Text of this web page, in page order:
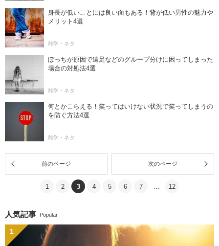
身長が低いことには良い面もある！背が低い男性の魅力や
メリット4選
雑学・ネタ
ぼっちが原因で遠足などのグループ分けに困ってしまった
場合の対処法4選
雑学・ネタ
何とかこらえる！笑ってはいけない状況で笑ってしまうの
を防ぐ方法4選
雑学・ネタ
前のページ 次のページ
1 2 3 4 5 6 7 12
人気記事 Popular